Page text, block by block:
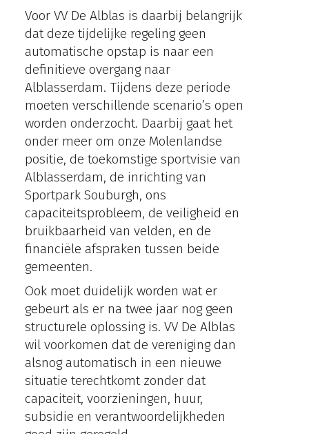
Voor VV De Alblas is daarbij belangrijk
dat deze tijdelijke regeling geen
automatische opstap is naar een
definitieve overgang naar
Alblasserdam. Tijdens deze periode
moeten verschillende scenario’s open
worden onderzocht. Daarbij gaat het
onder meer om onze Molenlandse
positie, de toekomstige sportvisie van
Alblasserdam, de inrichting van
Sportpark Souburgh, ons
capaciteitsprobleem, de veiligheid en
bruikbaarheid van velden, en de
financiële afspraken tussen beide
gemeenten.
Ook moet duidelijk worden wat er
gebeurt als er na twee jaar nog geen
structurele oplossing is. VV De Alblas
wil voorkomen dat de vereniging dan
alsnog automatisch in een nieuwe
situatie terechtkomt zonder dat
capaciteit, voorzieningen, huur,
subsidie en verantwoordelijkheden